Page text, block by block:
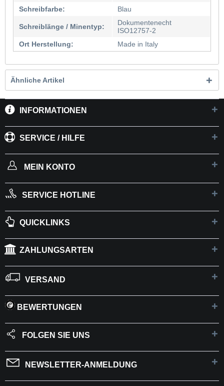
Schreibfarbe: Blau
Schreiblänge / Minentyp:
Dokumentenecht
ISO12757-2
Ort Herstellung:
Made in Italy
Ähnliche Artikel
INFORMATIONEN
SERVICE / HILFE
MEIN KONTO
SERVICE HOTLINE
QUICKLINKS
ZAHLUNGSARTEN
VERSAND
BEWERTUNGEN
FOLGEN SIE UNS
NEWSLETTER-ANMELDUNG